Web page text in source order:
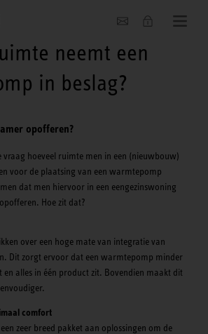
neemt een
in beslag?
opofferen?
vraag hoeveel ruimte men in een (nieuwbouw)
voor de plaatsing van een warmtepomp
dat men hiervoor in een eengezinswoning
Hoe zit dat?
over een hoge mate van integratie van
Dit zorgt ervoor dat een warmtepomp minder
en alles in één product zit. Bovendien maakt dit
comfort
een zeer breed pakket aan oplossingen om de